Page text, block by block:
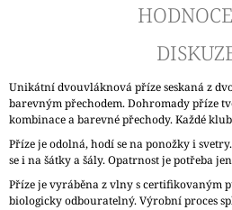
Unikátní dvouvláknová příze seskaná z
barevným přechodem. Dohromady příze
kombinace a barevné přechody. Každé
Příze je odolná, hodí se na ponožky i
se i na šátky a šály. Opatrnost je potřeba
Příze je vyráběna z vlny s certifikovaným
biologicky odbouratelný. Výrobní proces